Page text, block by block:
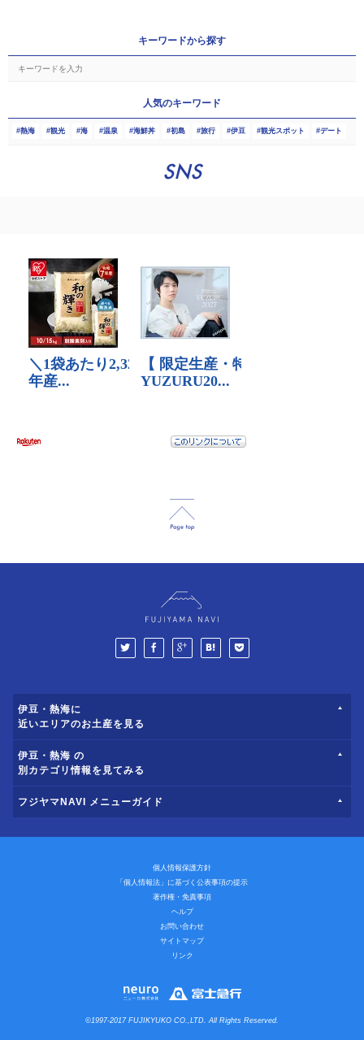
キーワードから探す
人気のキーワード
熱海 観光 海 温泉 海鮮丼 初島 旅行 伊豆 観光スポット デート
SNS
伊豆・熱海に
近いエリアのお土産を見る
伊豆・熱海 の
別カテゴリ情報を見てみる
フジヤマNAVI メニューガイド
個人情報保護方針
「個人情報法」に基づく公表事項の提示
著作権・免責事項
ヘルプ
お問い合わせ
サイトマップ
リンク
©1997-2017 FUJIKYUKO CO.,LTD. All Rights Reserved.